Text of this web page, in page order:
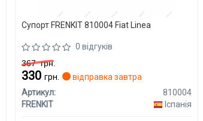
Супорт FRENKIT 810004 Fiat Linea
0 відгуків
367грн.
330грн.
відправка завтра
Артикул:
810004
FRENKIT
Іспанія